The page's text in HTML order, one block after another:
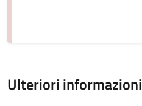
Ulteriori informazioni